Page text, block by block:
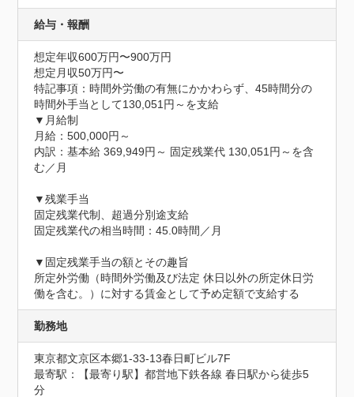
給与・報酬
想定年収600万円〜900万円
想定月収50万円〜
特記事項：時間外労働の有無にかかわらず、45時間分の
時間外手当として130,051円～を支給
▼月給制
月給：500,000円～
内訳：基本給 369,949円～ 固定残業代 130,051円～を含
む／月
▼残業手当
固定残業代制、超過分別途支給
固定残業代の相当時間：45.0時間／月
▼固定残業手当の額とその趣旨
所定外労働（時間外労働及び法定 休日以外の所定休日労
働を含む。）に対する賃金として予め定額で支給する
勤務地
東京都文京区本郷1-33-13春日町ビル7F
最寄駅：【最寄り駅】都営地下鉄各線 春日駅から徒歩5
分